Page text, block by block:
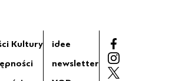
Kultury
idee
newsletter